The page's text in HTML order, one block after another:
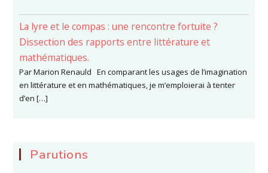
La lyre et le compas : une rencontre fortuite ?
Dissection des rapports entre littérature et
mathématiques.
Par Marion Renauld En comparant les usages de l’imagination
en littérature et en mathématiques, je m’emploierai à tenter
d’en […]
Parutions